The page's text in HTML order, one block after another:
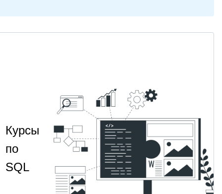
Курсы
по
SQL